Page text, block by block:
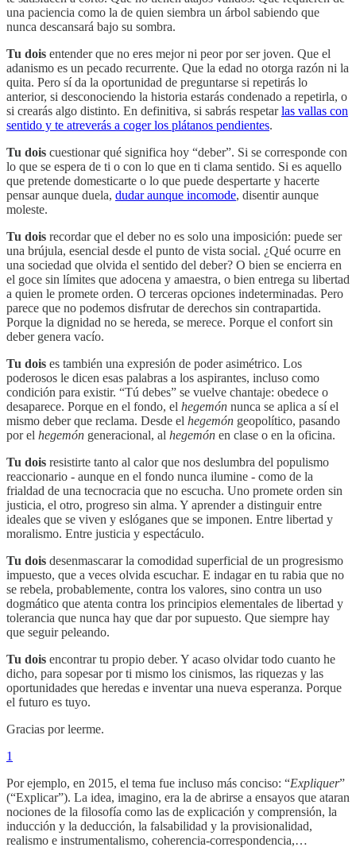
una paciencia como la de quien siembra un árbol sabiendo que
nunca descansará bajo su sombra.
Tu dois entender que no eres mejor ni peor por ser joven. Que el
adanismo es un pecado recurrente. Que la edad no otorga razón ni la
quita. Pero sí da la oportunidad de preguntarse si repetirás lo
anterior, si desconociendo la historia estarás condenado a repetirla, o
si crearás algo distinto. En definitiva, si sabrás respetarlas vallas con
sentido y te atreverás a coger los plátanos pendientes.
Tu dois cuestionar qué significa hoy “deber”. Si se corresponde con
lo que se espera de ti o con lo que en ti clama sentido. Si es aquello
que pretende domesticarte o lo que puede despertarte y hacerte
pensar aunque duela, dudar aunque incomode, disentir aunque
moleste.
Tu dois recordar que el deber no es solo una imposición: puede ser
una brújula, esencial desde el punto de vista social. ¿Qué ocurre en
una sociedad que olvida el sentido del deber? O bien se encierra en
el goce sin límites que adocena y amaestra, o bien entrega su libertad
a quien le promete orden. O terceras opciones indeterminadas. Pero
parece que no podemos disfrutar de derechos sin contrapartida.
Porque la dignidad no se hereda, se merece. Porque el confort sin
deber genera vacío.
Tu dois es también una expresión de poder asimétrico. Los
poderosos le dicen esas palabras a los aspirantes, incluso como
condición para existir. “Tú debes” se vuelve chantaje: obedece o
desaparece. Porque en el fondo, el hegemón nunca se aplica a sí el
mismo deber que reclama. Desde el hegemón geopolítico, pasando
por el hegemón generacional, al hegemón en clase o en la oficina.
Tu dois resistirte tanto al calor que nos deslumbra del populismo
reaccionario - aunque en el fondo nunca ilumine - como de la
frialdad de una tecnocracia que no escucha. Uno promete orden sin
justicia, el otro, progreso sin alma. Y aprender a distinguir entre
ideales que se viven y eslóganes que se imponen. Entre libertad y
moralismo. Entre justicia y espectáculo.
Tu dois desenmascarar la comodidad superficial de un progresismo
impuesto, que a veces olvida escuchar. E indagar en tu rabia que no
se rebela, probablemente, contra los valores, sino contra un uso
dogmático que atenta contra los principios elementales de libertad y
tolerancia que nunca hay que dar por supuesto. Que siempre hay
que seguir peleando.
Tu dois encontrar tu propio deber. Y acaso olvidar todo cuanto he
dicho, para sopesar por ti mismo los cinismos, las riquezas y las
oportunidades que heredas e inventar una nueva esperanza. Porque
el futuro es tuyo.
Gracias por leerme.
1
Por ejemplo, en 2015, el tema fue incluso más conciso: “Expliquer”
(“Explicar”). La idea, imagino, era la de abrirse a ensayos que ataran
nociones de la filosofía como las de explicación y comprensión, la
inducción y la deducción, la falsabilidad y la provisionalidad,
realismo e instrumentalismo, coherencia-correspondencia,…